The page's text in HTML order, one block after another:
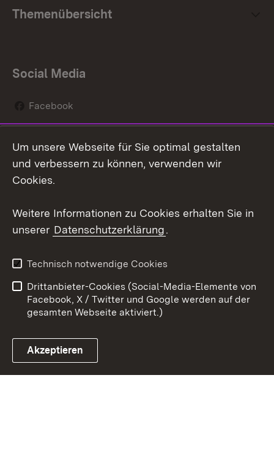
Themenübersicht
Social Media
Facebook
Social Wall
Youtube
Link zum Landesportal
Kontakt
Datenschutz
Barrierefreiheit
Impressum Cookies
Um unsere Webseite für Sie optimal gestalten
und verbessern zu können, verwenden wir
Cookies.
Weitere Informationen zu Cookies erhalten Sie in
unserer Datenschutzerklärung.
Technisch notwendige Cookies
Drittanbieter-Cookies (Social-Media-Elemente von
Facebook, X / Twitter und Google werden auf der
gesamten Webseite aktiviert.)
Akzeptieren